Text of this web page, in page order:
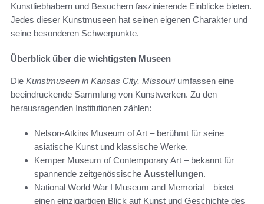
Kunstliebhabern und Besuchern faszinierende Einblicke bieten.
Jedes dieser Kunstmuseen hat seinen eigenen Charakter und
seine besonderen Schwerpunkte.
Überblick über die wichtigsten Museen
Die Kunstmuseen in Kansas City, Missouriumfassen eine
beeindruckende Sammlung von Kunstwerken. Zu den
herausragenden Institutionen zählen:
Nelson-Atkins Museum of Art – berühmt für seine
asiatische Kunst und klassische Werke.
Kemper Museum of Contemporary Art – bekannt für
spannende zeitgenössische Ausstellungen.
National World War I Museum and Memorial – bietet
einen einzigartigen Blick auf Kunst und Geschichte des